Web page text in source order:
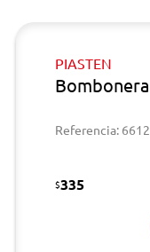
PIASTEN
Referencia:
$335